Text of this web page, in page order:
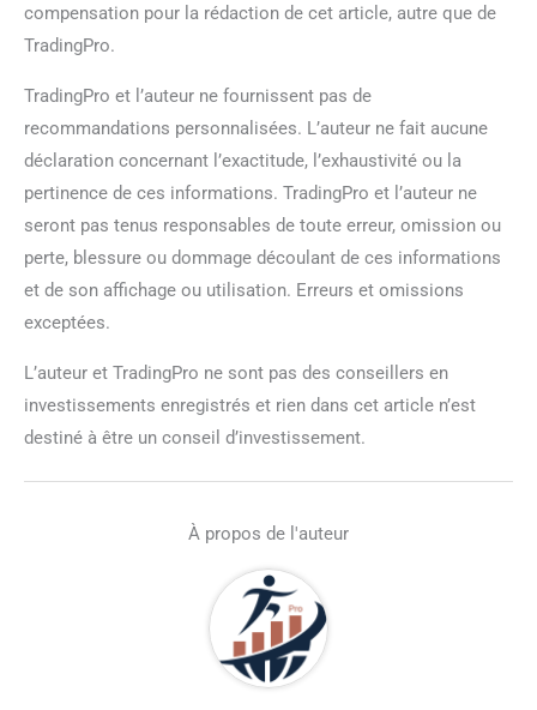
compensation pour la rédaction de cet article, autre que de
TradingPro.
TradingPro et l’auteur ne fournissent pas de
recommandations personnalisées. L’auteur ne fait aucune
déclaration concernant l’exactitude, l’exhaustivité ou la
pertinence de ces informations. TradingPro et l’auteur ne
seront pas tenus responsables de toute erreur, omission ou
perte, blessure ou dommage découlant de ces informations
et de son affichage ou utilisation. Erreurs et omissions
exceptées.
L’auteur et TradingPro ne sont pas des conseillers en
investissements enregistrés et rien dans cet article n’est
destiné à être un conseil d’investissement.
À propos de l'auteur